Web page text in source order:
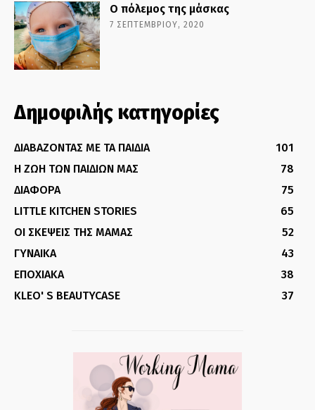
Ο πόλεμος της μάσκας
7 ΣΕΠΤΕΜΒΡΊΟΥ, 2020
Δημοφιλής κατηγορίες
ΔΙΑΒΑΖΟΝΤΑΣ ΜΕ ΤΑ ΠΑΙΔΙΑ
101
Η ΖΩΗ ΤΩΝ ΠΑΙΔΙΩΝ ΜΑΣ
78
ΔΙΑΦΟΡΑ
75
LITTLE KITCHEN STORIES
65
ΟΙ ΣΚΕΨΕΙΣ ΤΗΣ ΜΑΜΑΣ
52
ΓΥΝΑΙΚΑ
43
ΕΠΟΧΙΑΚΑ
38
KLEO' S BEAUTYCASE
37